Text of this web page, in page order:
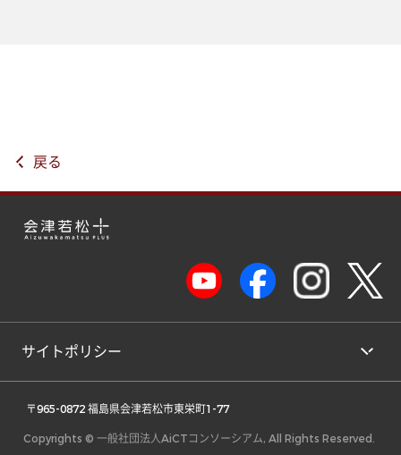
戻る
サイトポリシー
〒965-0872 福島県会津若松市東栄町1-77
Copyrights © 一般社団法人AiCTコンソーシアム, All Rights Reserved.